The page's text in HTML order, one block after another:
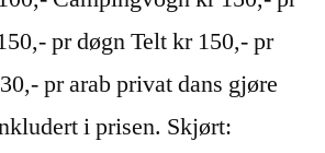
pr døgn Telt kr 150,- pr
pr arab privat dans gjøre
i prisen. Skjørt: